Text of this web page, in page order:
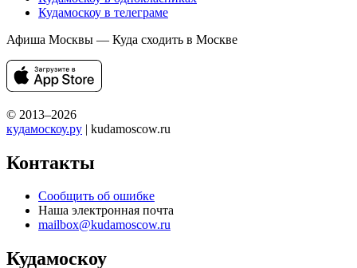
Кудамоскоу в телеграме
Афиша Москвы — Куда сходить в Москве
© 2013–2026
кудамоскоу.ру | kudamoscow.ru
Контакты
Сообщить об ошибке
Наша электронная почта
mailbox@kudamoscow.ru
Кудамоскоу